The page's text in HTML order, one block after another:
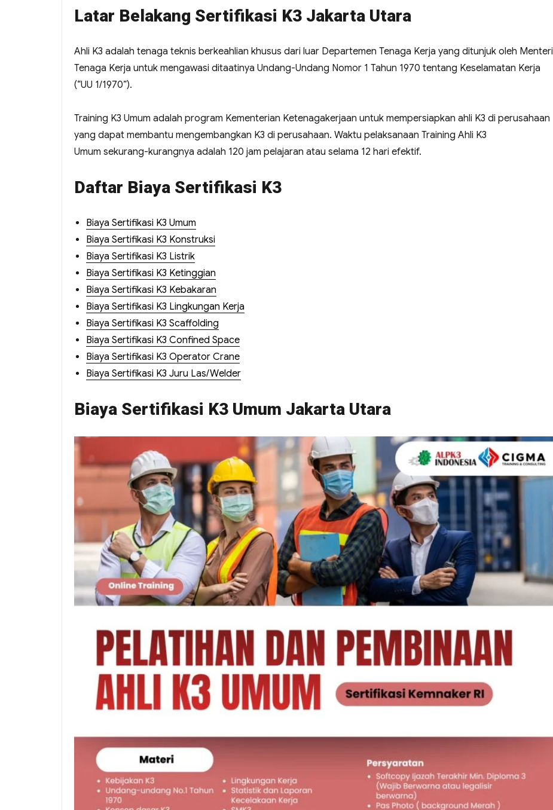
Latar Belakang Sertifikasi K3 Jakarta Utara
Ahli K3 adalah tenaga teknis berkeahlian khusus dari luar Departemen Tenaga Kerja yang ditunjuk oleh Menteri
Tenaga Kerja untuk mengawasi ditaatinya Undang-Undang Nomor 1 Tahun 1970 tentang Keselamatan Kerja
(“UU 1/1970”).
Training K3 Umum adalah program Kementerian Ketenagakerjaan untuk mempersiapkan ahli K3 di perusahaan
yang dapat membantu mengembangkan K3 di perusahaan. Waktu pelaksanaan Training Ahli K3
Umum sekurang-kurangnya adalah 120 jam pelajaran atau selama 12 hari efektif.
Daftar Biaya Sertifikasi K3
Biaya Sertifikasi K3 Umum
Biaya Sertifikasi K3 Konstruksi
Biaya Sertifikasi K3 Listrik
Biaya Sertifikasi K3 Ketinggian
Biaya Sertifikasi K3 Kebakaran
Biaya Sertifikasi K3 Lingkungan Kerja
Biaya Sertifikasi K3 Scaffolding
Biaya Sertifikasi K3 Confined Space
Biaya Sertifikasi K3 Operator Crane
Biaya Sertifikasi K3 Juru Las/Welder
Biaya Sertifikasi K3 Umum Jakarta Utara